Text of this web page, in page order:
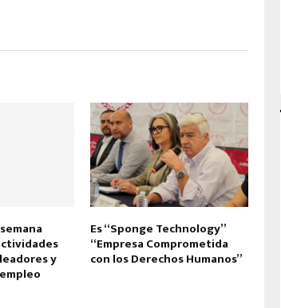
y
Es “Sponge Technology”
“Empresa Comprometida
con los Derechos Humanos”